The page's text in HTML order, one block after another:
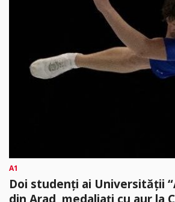
A1
Doi studenți ai Universității
din Arad, medaliați cu aur la